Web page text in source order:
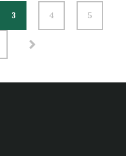
3 4 5